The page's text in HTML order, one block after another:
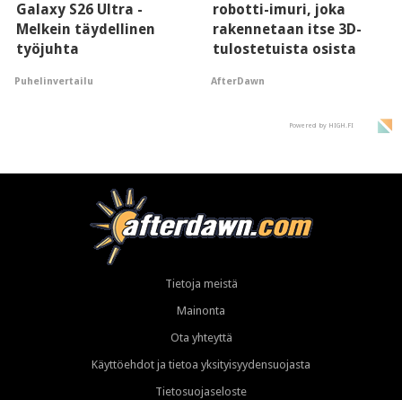
Galaxy S26 Ultra -
Melkein täydellinen
työjuhta
Puhelinvertailu
robotti-imuri, joka
rakennetaan itse 3D-
tulostetuista osista
AfterDawn
Powered by HIGH.FI
Tietoja meistä
Mainonta
Ota yhteyttä
Käyttöehdot ja tietoa yksityisyydensuojasta
Tietosuojaseloste